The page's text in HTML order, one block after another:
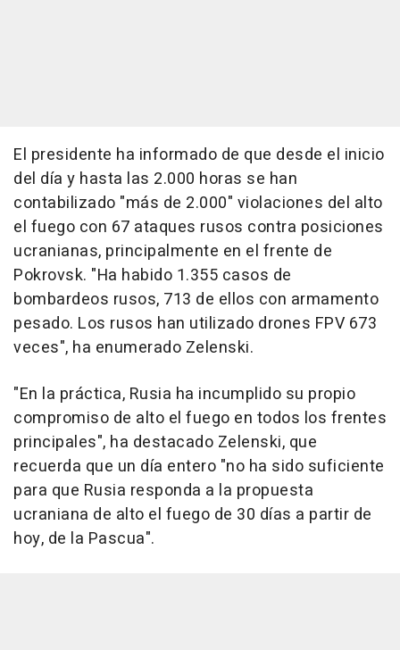
El presidente ha informado de que desde el inicio
del día y hasta las 2.000 horas se han
contabilizado "más de 2.000" violaciones del alto
el fuego con 67 ataques rusos contra posiciones
ucranianas, principalmente en el frente de
Pokrovsk. "Ha habido 1.355 casos de
bombardeos rusos, 713 de ellos con armamento
pesado. Los rusos han utilizado drones FPV 673
veces", ha enumerado Zelenski.
"En la práctica, Rusia ha incumplido su propio
compromiso de alto el fuego en todos los frentes
principales", ha destacado Zelenski, que
recuerda que un día entero "no ha sido suficiente
para que Rusia responda a la propuesta
ucraniana de alto el fuego de 30 días a partir de
hoy, de la Pascua".